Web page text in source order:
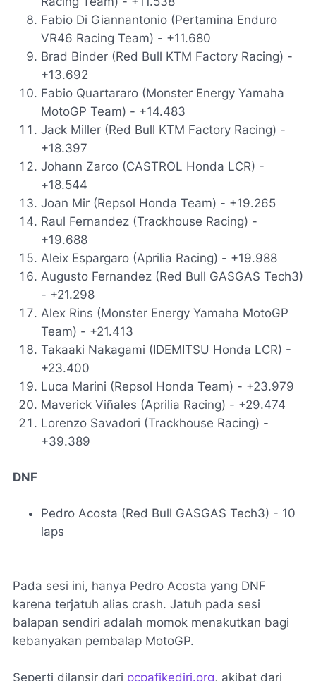
Fabio Di Giannantonio (Pertamina Enduro
VR46 Racing Team) - +11.680
Brad Binder (Red Bull KTM Factory Racing) -
+13.692
Fabio Quartararo (Monster Energy Yamaha
MotoGP Team) - +14.483
Jack Miller (Red Bull KTM Factory Racing) -
+18.397
Johann Zarco (CASTROL Honda LCR) -
+18.544
Joan Mir (Repsol Honda Team) - +19.265
Raul Fernandez (Trackhouse Racing) -
+19.688
Aleix Espargaro (Aprilia Racing) - +19.988
Augusto Fernandez (Red Bull GASGAS Tech3)
- +21.298
Alex Rins (Monster Energy Yamaha MotoGP
Team) - +21.413
Takaaki Nakagami (IDEMITSU Honda LCR) -
+23.400
Luca Marini (Repsol Honda Team) - +23.979
Maverick Viñales (Aprilia Racing) - +29.474
Lorenzo Savadori (Trackhouse Racing) -
+39.389
DNF
Pedro Acosta (Red Bull GASGAS Tech3) - 10
laps
Pada sesi ini, hanya Pedro Acosta yang DNF
karena terjatuh alias crash. Jatuh pada sesi
balapan sendiri adalah momok menakutkan bagi
kebanyakan pembalap MotoGP.
Seperti dilansir dari pcpafikediri.org, akibat dari